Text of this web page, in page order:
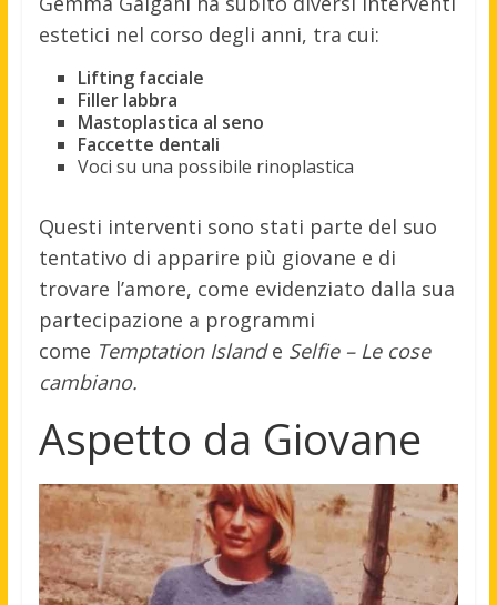
estetici nel corso degli anni, tra cui:
Lifting facciale
Filler labbra
Mastoplastica al seno
Faccette dentali
Voci su una possibile rinoplastica
Questi interventi sono stati parte del suo
tentativo di apparire più giovane e di
trovare l’amore, come evidenziato dalla sua
partecipazione a programmi
come Temptation Islande Selfie – Le cose
cambiano.
Aspetto da Giovane